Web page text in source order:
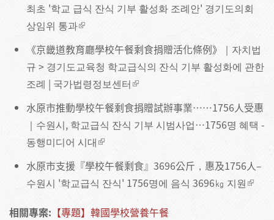
최초 '학교 급식 잔식 기부 활성화 조례안' 경기도의회
상임위 통과
《京畿道教育廳學校午餐剩食捐贈活化條例》｜ 자치법
규 > 경기도교육청 학교급식의 잔식 기부 활성화에 관한
조례 | 국가법령정보센터
水原市推動學校午餐剩食捐贈試辦事業……1756人受惠
｜ 수원시, 학교급식 잔식 기부 시범사업…1756명 혜택 -
동행미디어 시대
水原市支援『學校午餐剩食』3696公斤，惠及1756人–
수원시 '학교급식 잔식' 1756명에 음식 3696㎏ 지원
相關專案: 【專題】韓國學校營養午餐